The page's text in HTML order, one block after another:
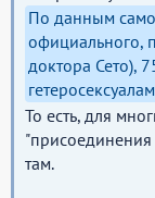
По данным
официального,
доктора Сето),
То есть, для
там.